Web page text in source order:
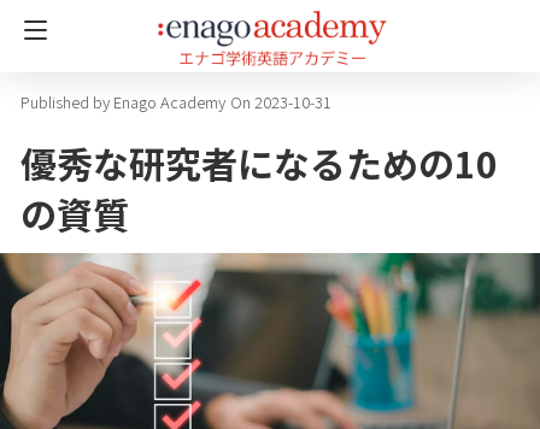
Enago Academy On 2023-10-31
優秀な研究者になるための10
の資質